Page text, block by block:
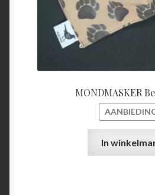
MONDMASKER
In